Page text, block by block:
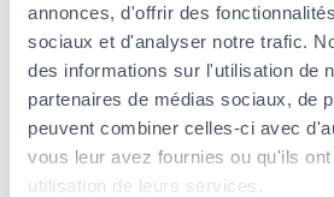
annonces, d'offrir des
sociaux et d'analyser notre trafic.
des informations sur l'utilisation de
partenaires de médias sociaux, de
peuvent combiner celles-ci avec
vous leur avez fournies ou qu'ils
utilisation de leurs services.
Insurance agents near the